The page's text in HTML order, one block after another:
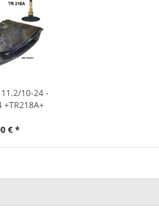
10-24 -
+TR218A+
€ *